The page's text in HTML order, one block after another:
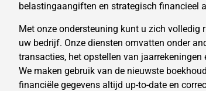
belastingaangiften en strategisch financieel
Met onze ondersteuning kunt u zich volledig
uw bedrijf. Onze diensten omvatten onder
transacties, het opstellen van
We maken gebruik van de nieuwste
financiële gegevens altijd up-to-date en